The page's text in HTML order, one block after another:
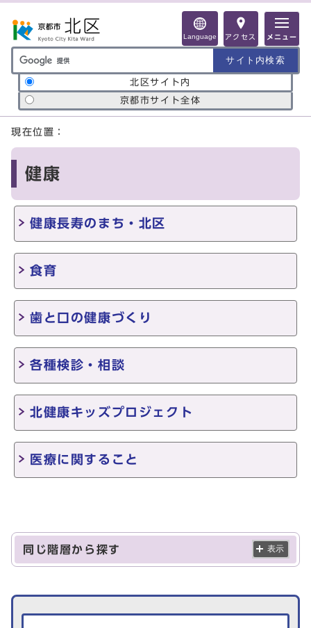
Language アクセス メニュー
サイト内検索の範囲
北区サイト内
京都市サイト全体
ここから本文です
現在位置：
健康
健康長寿のまち・北区
食育
歯と口の健康づくり
各種検診・相談
北健康キッズプロジェクト
医療に関すること
同じ階層から探す 表示
生活情報を探す